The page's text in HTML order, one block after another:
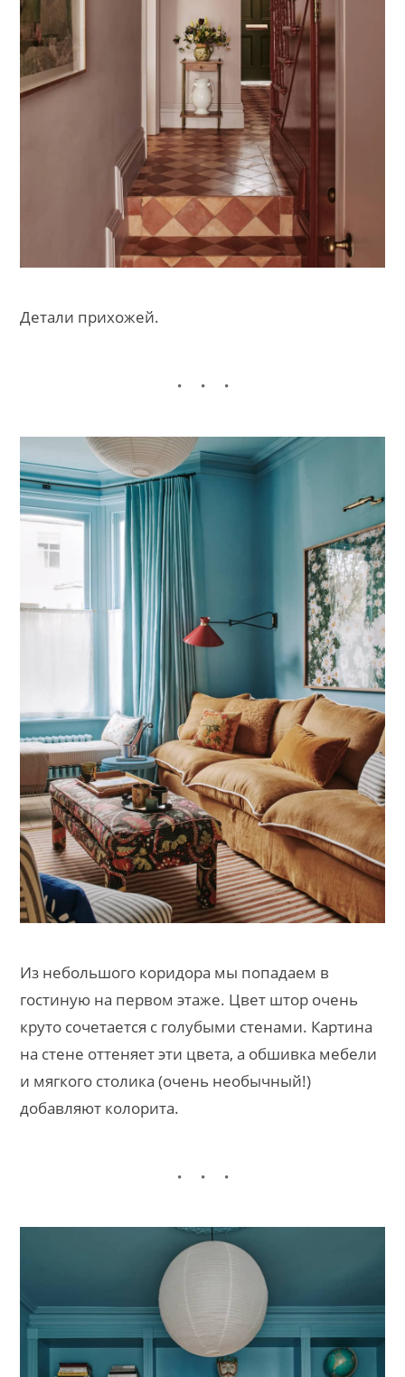
Детали прихожей.
Из небольшого коридора мы попадаем в
гостиную на первом этаже. Цвет штор очень
круто сочетается с голубыми стенами. Картина
на стене оттеняет эти цвета, а обшивка мебели
и мягкого столика (очень необычный!)
добавляют колорита.